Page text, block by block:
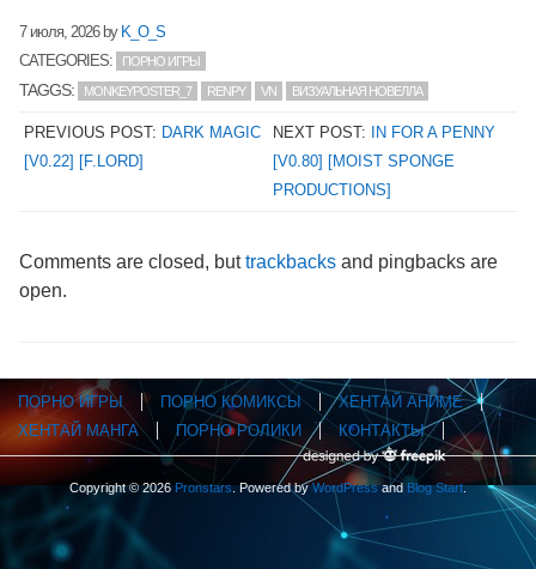
7 июля, 2026by K_O_S
CATEGORIES:
ПОРНО ИГРЫ
TAGGS: MONKEYPOSTER_7 RENPY VN ВИЗУАЛЬНАЯ НОВЕЛЛА
PREVIOUS POST: DARK MAGIC
[V0.22] [F.LORD]
NEXT POST:
IN FOR A PENNY
[V0.80] [MOIST SPONGE
PRODUCTIONS]
Comments are closed, buttrackbacks and pingbacks are
open.
ПОРНО ИГРЫ ПОРНО КОМИКСЫ
ХЕНТАЙ АНИМЕ
ХЕНТАЙ МАНГА
ПОРНО РОЛИКИ КОНТАКТЫ
Copyright © 2026Pronstars. Powered byWordPressand Blog Start.